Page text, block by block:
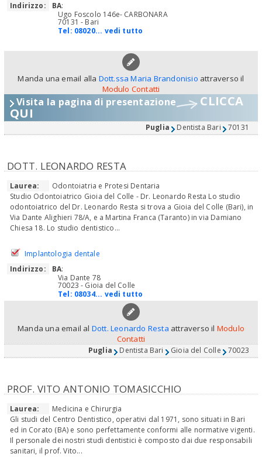
Indirizzo:
BA:
Ugo Foscolo 146e- CARBONARA
70131 - Bari
Tel: 08020... vedi tutto
Manda una email alla Dott.ssa Maria Brandonisio attraverso il
Modulo Contatti
Visita la pagina di presentazione CLICCA
QUI
Puglia Dentista Bari 70131
DOTT. LEONARDO RESTA
Laurea:
Odontoiatria e Protesi Dentaria
Studio Odontoiatrico Gioia del Colle - Dr. Leonardo Resta Lo studio
odontoiatrico del Dr. Leonardo Resta si trova a Gioia del Colle (Bari), in
Via Dante Alighieri 78/A, e a Martina Franca (Taranto) in via Damiano
Chiesa 18. Lo studio dentistico...
Implantologia dentale
Indirizzo:
BA:
Via Dante 78
70023 - Gioia del Colle
Tel: 08034... vedi tutto
Manda una email al Dott. Leonardo Resta attraverso il Modulo
Contatti
Puglia Dentista Bari Gioia del Colle 70023
PROF. VITO ANTONIO TOMASICCHIO
Laurea:
Medicina e Chirurgia
Gli studi del Centro Dentistico, operativi dal 1971, sono situati in Bari
ed in Corato (BA) e sono perfettamente conformi alle normative vigenti.
Il personale dei nostri studi dentistici è composto dai due responsabili
sanitari, il prof. Vito...